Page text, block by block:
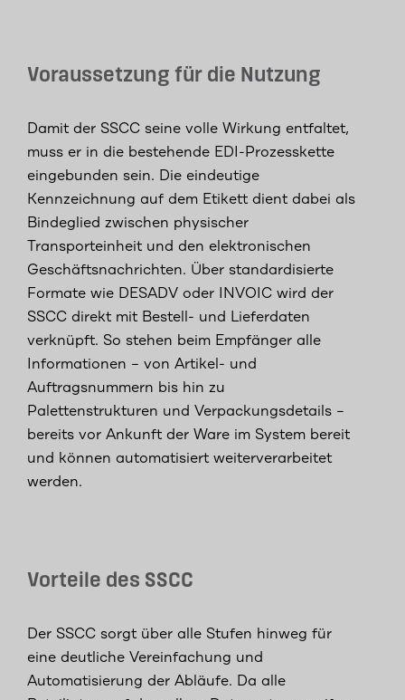
Voraussetzung für die Nutzung
Damit der SSCC seine volle Wirkung entfaltet,
muss er in die bestehende EDI-Prozesskette
eingebunden sein. Die eindeutige
Kennzeichnung auf dem Etikett dient dabei als
Bindeglied zwischen physischer
Transporteinheit und den elektronischen
Geschäftsnachrichten. Über standardisierte
Formate wie DESADV oder INVOIC wird der
SSCC direkt mit Bestell- und Lieferdaten
verknüpft. So stehen beim Empfänger alle
Informationen – von Artikel- und
Auftragsnummern bis hin zu
Palettenstrukturen und Verpackungsdetails –
bereits vor Ankunft der Ware im System bereit
und können automatisiert weiterverarbeitet
werden.
Vorteile des SSCC
Der SSCC sorgt über alle Stufen hinweg für
eine deutliche Vereinfachung und
Automatisierung der Abläufe. Da alle